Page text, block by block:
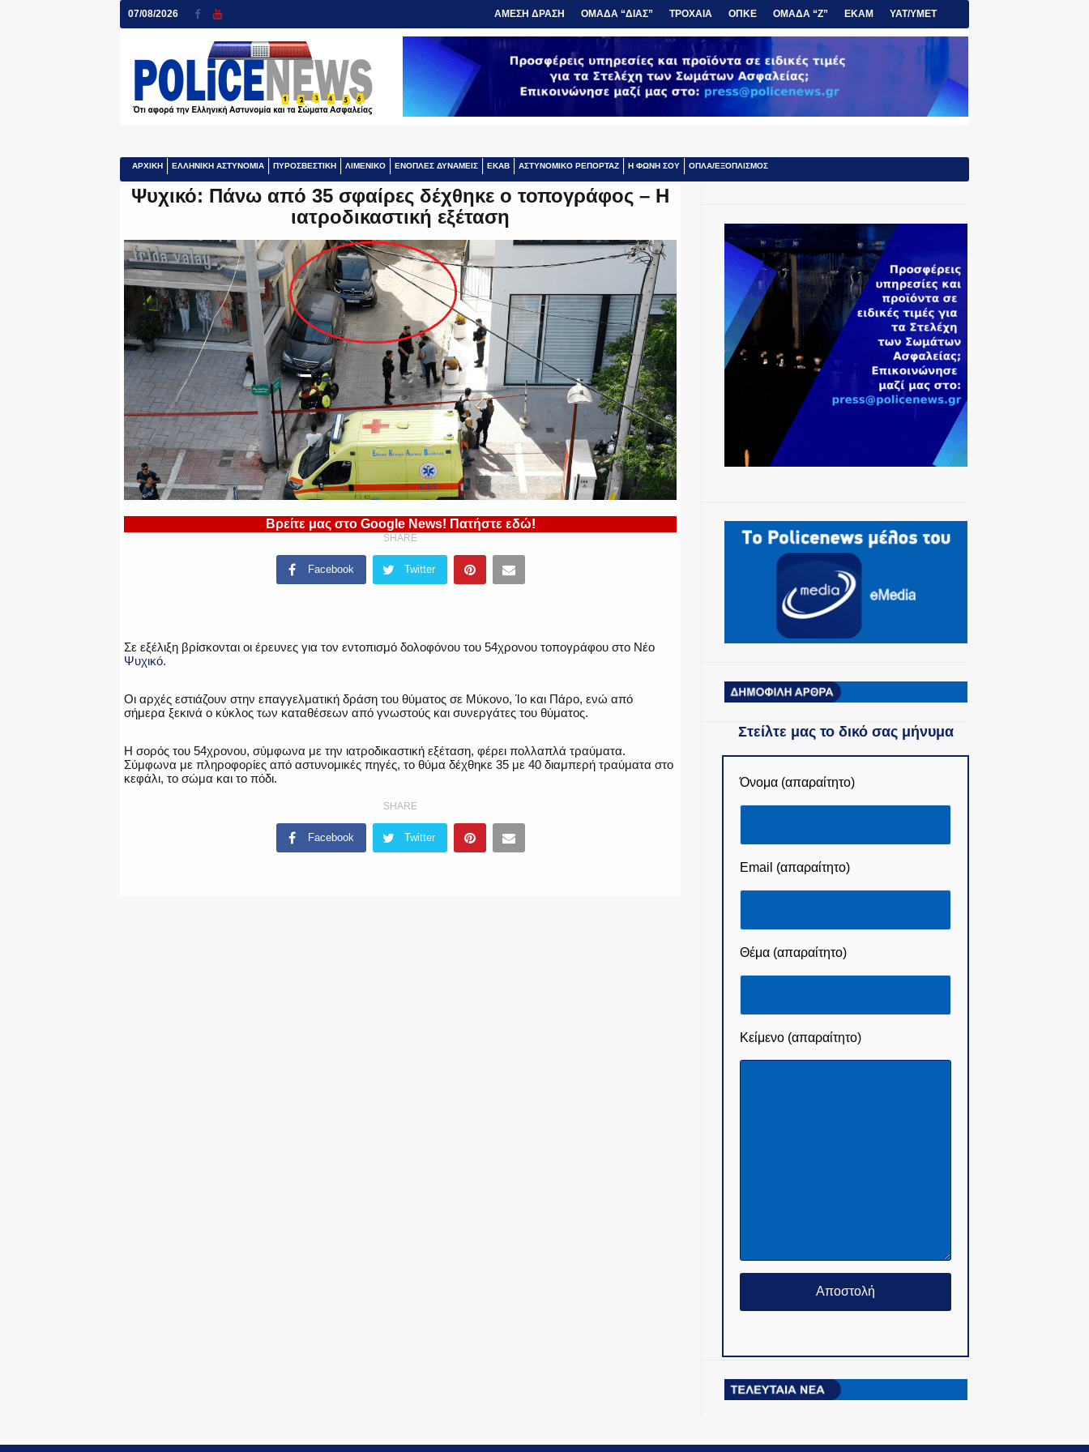
07/08/2026 ΑΜΕΣΗ ΔΡΑΣΗ ΟΜΑΔΑ “ΔΙΑΣ” ΤΡΟΧΑΙΑ ΟΠΚΕ ΟΜΑΔΑ “Ζ” ΕΚΑΜ ΥΑΤ/ΥΜΕΤ
ΑΡΧΙΚΗ ΕΛΛΗΝΙΚΗ ΑΣΤΥΝΟΜΙΑ ΠΥΡΟΣΒΕΣΤΙΚΗ ΛΙΜΕΝΙΚΟ ΕΝΟΠΛΕΣ ΔΥΝΑΜΕΙΣ ΕΚΑΒ ΑΣΤΥΝΟΜΙΚΟ ΡΕΠΟΡΤΑΖ Η ΦΩΝΗ ΣΟΥ ΟΠΛΑ/ΕΞΟΠΛΙΣΜΟΣ
Ψυχικό: Πάνω από 35 σφαίρες δέχθηκε ο τοπογράφος – Η
ιατροδικαστική εξέταση
Βρείτε μας στο Google News! Πατήστε εδώ!
SHARE
Facebook Twitter
Σε εξέλιξη βρίσκονται οι έρευνες για τον εντοπισμό δολοφόνου του 54χρονου τοπογράφου στο Νέο
Ψυχικό.
Οι αρχές εστιάζουν στην επαγγελματική δράση του θύματος σε Μύκονο, Ίο και Πάρο, ενώ από
σήμερα ξεκινά ο κύκλος των καταθέσεων από γνωστούς και συνεργάτες του θύματος.
Η σορός του 54χρονου, σύμφωνα με την ιατροδικαστική εξέταση, φέρει πολλαπλά τραύματα.
Σύμφωνα με πληροφορίες από αστυνομικές πηγές, το θύμα δέχθηκε 35 με 40 διαμπερή τραύματα στο
κεφάλι, το σώμα και το πόδι.
SHARE
Facebook Twitter
Στείλτε μας το δικό σας μήνυμα
Όνομα (απαραίτητο)
Email (απαραίτητο)
Θέμα (απαραίτητο)
Κείμενο (απαραίτητο)